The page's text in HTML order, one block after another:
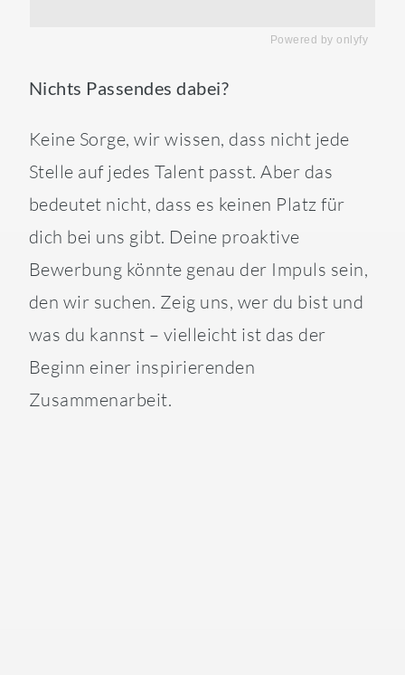
Powered byonlyfy
Nichts Passendes dabei?
Keine Sorge, wir wissen, dass nicht jede
Stelle auf jedes Talent passt. Aber das
bedeutet nicht, dass es keinen Platz für
dich bei uns gibt. Deine proaktive
Bewerbung könnte genau der Impuls sein,
den wir suchen. Zeig uns, wer du bist und
was du kannst – vielleicht ist das der
Beginn einer inspirierenden
Zusammenarbeit.